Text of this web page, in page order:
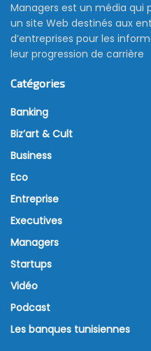
Managers est un média qui
un site Web destinés aux
d’entreprises pour les
leur progression de carrière
Catégories
Banking
Biz’art & Cult
Business
Eco
Entreprise
Executives
Managers
Startups
Vidéo
Podcast
Les banques tunisiennes